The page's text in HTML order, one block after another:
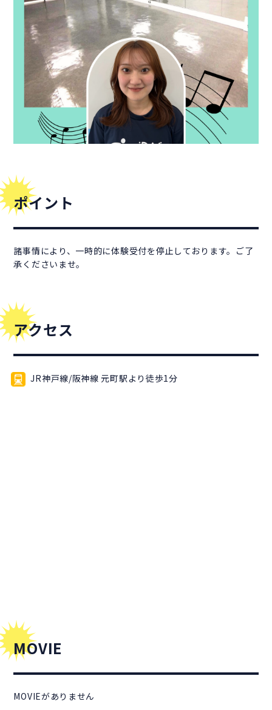
ポイント
諸事情により、一時的に体験受付を停止しております。ご了
承くださいませ。
アクセス
JR神戸線/阪神線 元町駅より徒歩1分
MOVIE
MOVIEがありません